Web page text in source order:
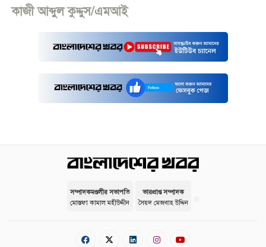
কাজী আব্দুল কুদ্দুস/এমআই
সম্পাদকমণ্ডলীর সভাপতি
মোস্তফা কামাল মহীউদ্দীন
ভারপ্রাপ্ত সম্পাদক
সৈয়দ মেজবাহ উদ্দিন